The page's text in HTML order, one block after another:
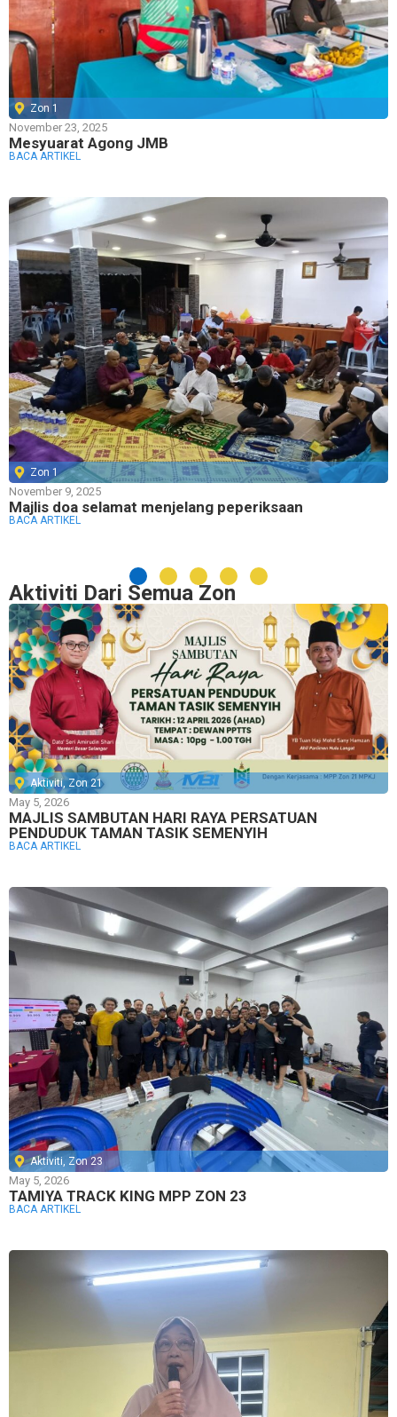
Zon 1
November 23, 2025
Mesyuarat Agong JMB
BACA ARTIKEL
Zon 1
November 9, 2025
Majlis doa selamat menjelang peperiksaan
BACA ARTIKEL
Aktiviti Dari Semua Zon
Aktiviti,Zon 21
May 5, 2026
MAJLIS SAMBUTAN HARI RAYA PERSATUAN
PENDUDUK TAMAN TASIK SEMENYIH
BACA ARTIKEL
Aktiviti Zon 23
May 5, 2026
TAMIYA TRACK KING MPP ZON 23
BACA ARTIKEL